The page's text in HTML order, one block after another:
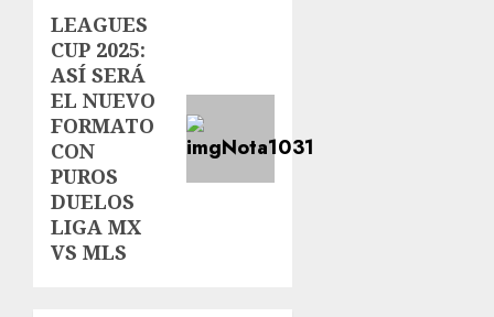
LEAGUES
CUP 2025:
ASÍ SERÁ
EL NUEVO
FORMATO
CON
PUROS
DUELOS
LIGA MX
VS MLS